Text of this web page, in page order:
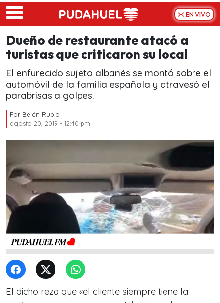
Skip to main content
EN VIVO
Dueño de restaurante atacó a
turistas que criticaron su local
El enfurecido sujeto albanés se montó sobre el
automóvil de la familia española y atravesó el
parabrisas a golpes.
Por Belén Rubio
agosto 20, 2019 - 12:40 pm
El dicho reza que «el cliente siempre tiene la